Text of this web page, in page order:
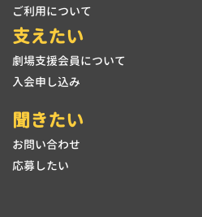
ご利用について
支えたい
劇場支援会員について
入会申し込み
聞きたい
お問い合わせ
応募したい